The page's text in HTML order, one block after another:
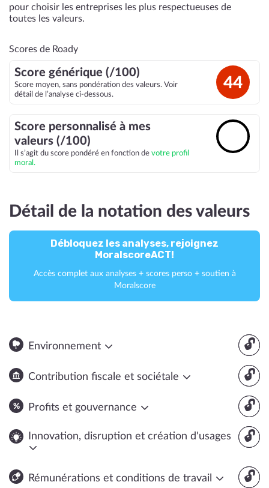
pour choisir les entreprises les plus respectueuses de
toutes les valeurs.
Scores de Roady
Score générique (/100)
Score moyen, sans pondération des valeurs. Voir
détail de l’analyse ci-dessous.
44
Score personnalisé à mes
valeurs (/100)
Il s’agit du score pondéré en fonction de votre profil
moral.
Détail de la notation des valeurs
Débloquez les analyses, rejoignez
MoralscoreACT!
Accès complet aux analyses + scores perso + soutien à
Moralscore
🔓
Environnement
🔓
Contribution fiscale et sociétale
🔓
Profits et gouvernance
🔓
Innovation, disruption et création d'usages
🔓
Rémunérations et conditions de travail